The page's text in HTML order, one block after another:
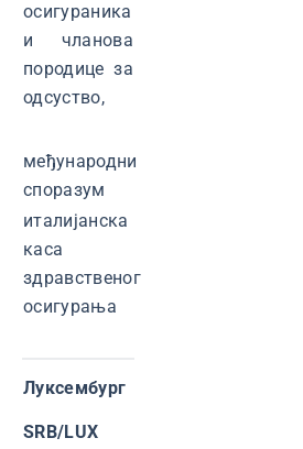
осигураника
и чланова
породице за
одсуство,
међународни
споразум
италијанска
каса
здравственог
осигурања
Луксембург
SRB/LUX